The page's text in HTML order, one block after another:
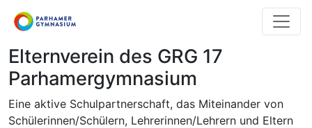
Direkt
zum
Elternverein des GRG 17
Parhamergymnasium
Eine aktive Schulpartnerschaft, das Miteinander von
Schülerinnen/Schülern, Lehrerinnen/Lehrern und Eltern